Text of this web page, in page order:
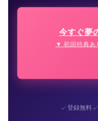
今すぐ夢
▼ 初回特典あ
✓登録無料✓